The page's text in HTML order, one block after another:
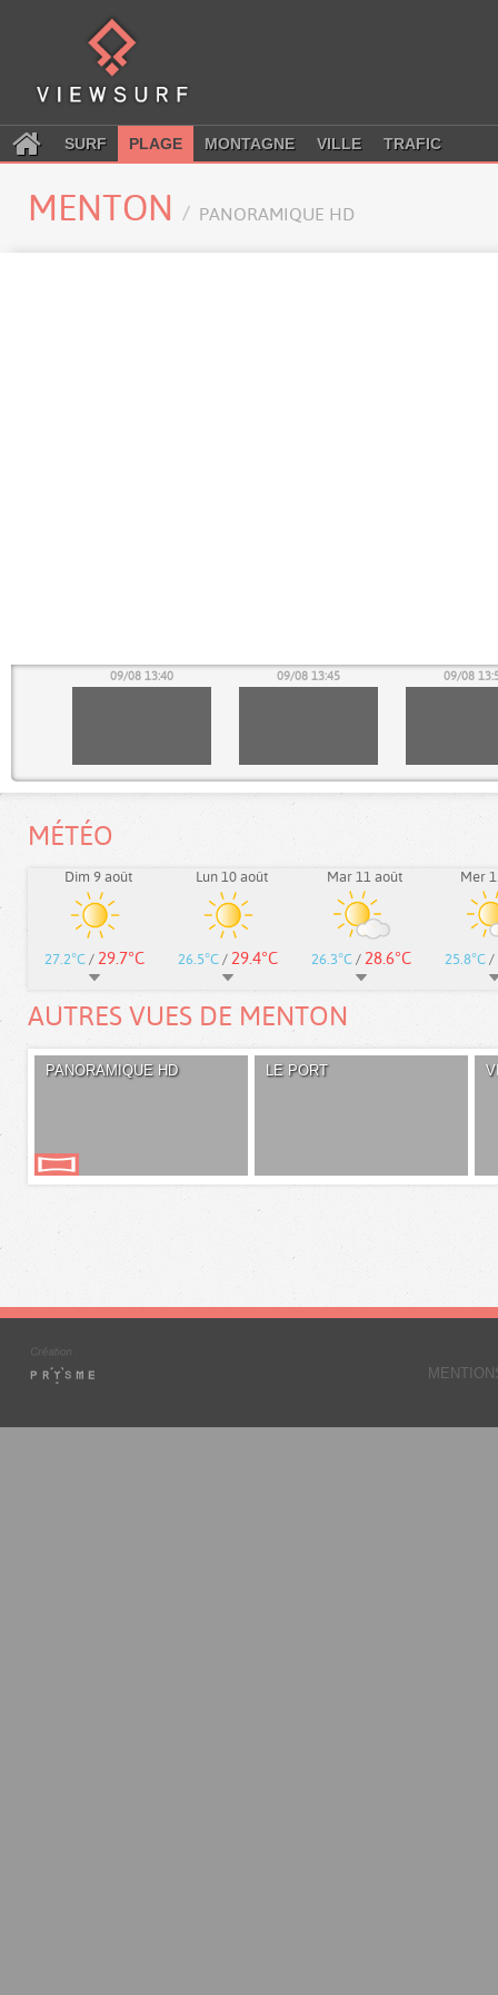
SURF PLAGE MONTAGNE VILLE TRAFIC
MENTON PANORAMIQUE HD
09/08 13:40 09/08 13:45 09/08
MÉTÉO
Dim 9 août
27.2°C / 29.7°C
Lun 10 août
26.5°C / 29.4°C
Mar 11 août
26.3°C / 28.6°C
Mer
25.8°C /
AUTRES VUES DE MENTON
PANORAMIQUE HD LE PORT